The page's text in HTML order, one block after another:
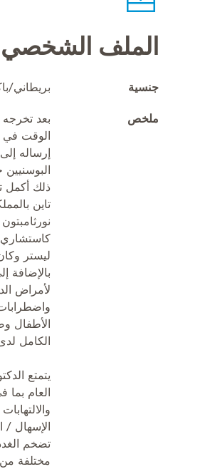
الملف الشخصي
جنسية بريطاني/
ملخص
بعد
الوقت في
إرساله
ذلك أكمل
تاين
ليستر
بالإضافة
لأمراض
الأطفال
الكامل
يتمتع
العام
الإسهال /
تضخم
مختلفة من